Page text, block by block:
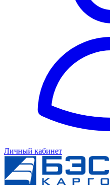
Личный кабинет